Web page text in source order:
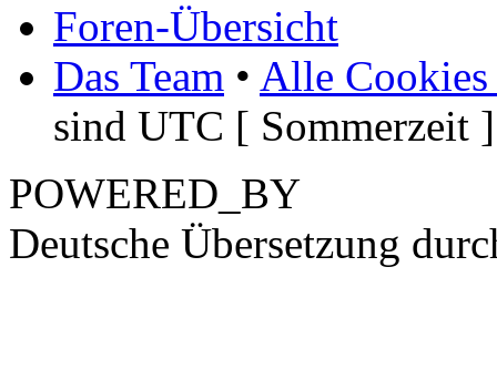
Foren-Übersicht
Das Team • Alle Cookies
sind UTC [ Sommerzeit ]
POWERED_BY
Deutsche Übersetzung